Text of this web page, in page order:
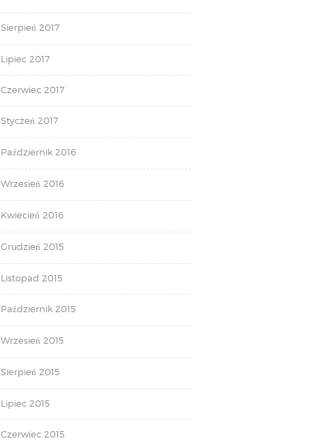
Sierpień 2017
Lipiec 2017
Czerwiec 2017
Styczeń 2017
Październik 2016
Wrzesień 2016
Kwiecień 2016
Grudzień 2015
Listopad 2015
Październik 2015
Wrzesień 2015
Sierpień 2015
Lipiec 2015
Czerwiec 2015